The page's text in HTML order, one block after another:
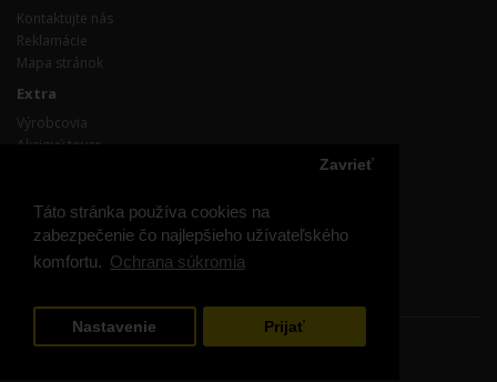
Táto stránka používa cookies na
zabezpečenie čo najlepšieho užívateľského
komfortu. Ochrana súkromia
Zavrieť
Nastavenie Prijať
Kontaktujte nás
Reklamácie
Mapa stránok
Extra
Výrobcovia
Akciový tovar
Účet
Objednávka
Obľúbené produkty
Prihláste / odhláste sa z odoberania noviniek